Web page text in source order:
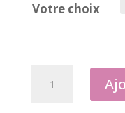
Votre choix